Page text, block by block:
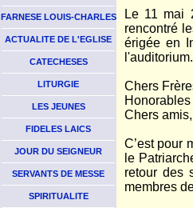
FARNESE LOUIS-CHARLES
ACTUALITE DE L'EGLISE
CATECHESES
LITURGIE
LES JEUNES
FIDELES LAICS
JOUR DU SEIGNEUR
SERVANTS DE MESSE
SPIRITUALITE
Le 11
rencontré
érigée en
l'auditorium
Chers
Chers amis,
C’est pour
le
retour des
membres